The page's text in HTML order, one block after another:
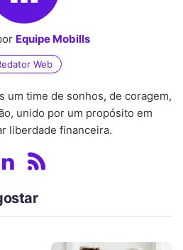
Equipe Mobills
Web
um time de sonhos, de coragem,
unido por um propósito em
liberdade financeira.